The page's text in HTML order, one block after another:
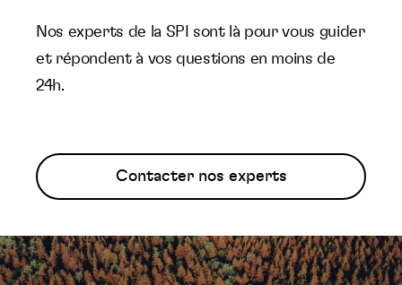
Nos experts de la SPI sont là pour vous guider
et répondent à vos questions en moins de
24h.
Contacter nos experts